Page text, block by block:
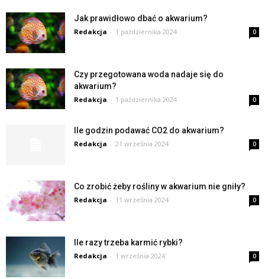
Jak prawidłowo dbać o akwarium?
Redakcja - 1 października 2024 0
Czy przegotowana woda nadaje się do
akwarium?
Redakcja - 1 października 2024 0
Ile godzin podawać CO2 do akwarium?
Redakcja - 21 września 2024 0
Co zrobić żeby rośliny w akwarium nie gniły?
Redakcja - 11 września 2024 0
Ile razy trzeba karmić rybki?
Redakcja - 1 września 2024 0